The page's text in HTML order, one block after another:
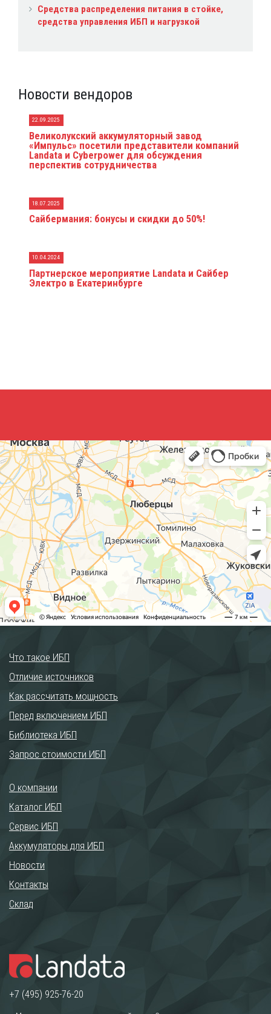
Средства распределения питания в стойке,
средства управления ИБП и нагрузкой
Новости вендоров
22.09.2025
Великолукский аккумуляторный завод
«Импульс» посетили представители компаний
Landata и Cyberpower для обсуждения
перспектив сотрудничества
18.07.2025
Сайбермания: бонусы и скидки до 50%!
10.04.2024
Партнерское мероприятие Landata и Сайбер
Электро в Екатеринбурге
Что такое ИБП
Отличие источников
Как рассчитать мощность
Перед включением ИБП
Библиотека ИБП
Запрос стоимости ИБП
О компании
Каталог ИБП
Сервис ИБП
Аккумуляторы для ИБП
Новости
Контакты
Склад
+7 (495) 925-76-20